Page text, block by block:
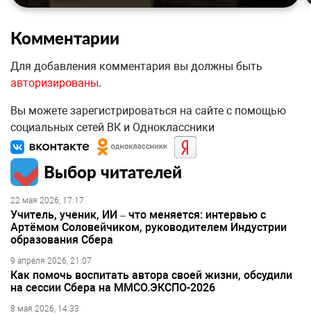
Комментарии
Для добавления комментария вы должны быть
авторизированы.
Вы можете зарегистрироваться на сайте с помощью
социальных сетей ВК и Одноклассники
Выбор читателей
22 мая 2026, 17:17
Учитель, ученик, ИИ – что меняется: интервью с
Артёмом Соловейчиком, руководителем Индустрии
образования Сбера
9 апреля 2026, 21:07
Как помочь воспитать автора своей жизни, обсудили
на сессии Сбера на ММСО.ЭКСПО-2026
8 мая 2026, 14:33